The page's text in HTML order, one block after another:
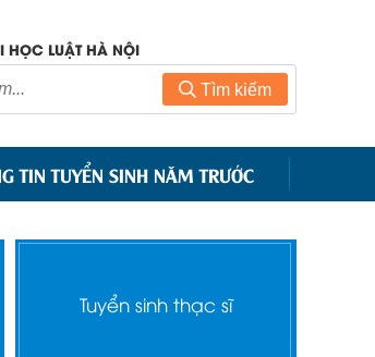
HỌC LUẬT HÀ NỘI
Tìm kiếm
TIN TUYỂN SINH NĂM TRƯỚC
Tuyển sinh thạc sĩ